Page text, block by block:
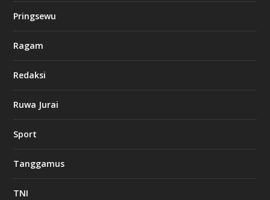
Pringsewu
Ragam
Redaksi
Ruwa Jurai
Sport
Tanggamus
TNI